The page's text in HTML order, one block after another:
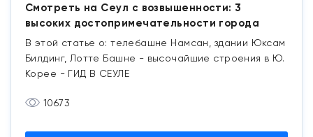
Смотреть на Сеул с возвышенности: 3
высоких достопримечательности города
В этой статье о: телебашне Намсан, здании Юксам
Билдинг, Лотте Башне - высочайшие строения в Ю.
Корее - ГИД В СЕУЛЕ
10673